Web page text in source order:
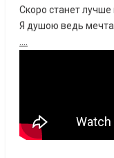
Скоро станет лучше
Я душою ведь